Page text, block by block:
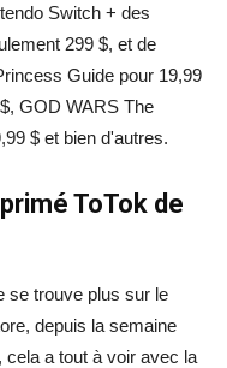
Switch + des
299 $, et de
Guide pour 19,99
GOD WARS The
$ et bien d'autres.
ToTok de
se trouve plus sur le
depuis la semaine
cela a tout à voir avec la